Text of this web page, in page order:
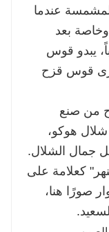
عندما
بعد
يبدو قوس
ترى قوس قزح
من صنع
شلال هوكو،
جمال الشلال.
كعلامة على
صورًا هنا،